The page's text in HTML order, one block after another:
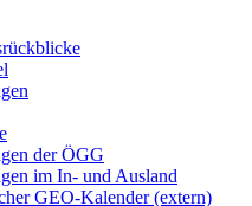
der ÖGG
im In- und Ausland
GEO-Kalender (extern)